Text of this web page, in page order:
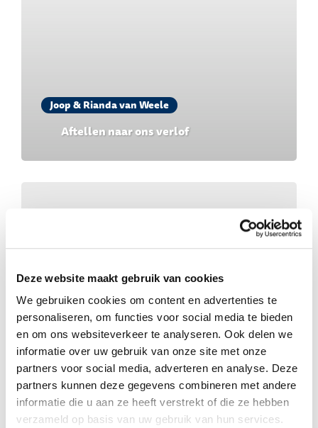
Deze website maakt gebruik van cookies
We gebruiken cookies om content en advertenties te
personaliseren, om functies voor social media te bieden
en om ons websiteverkeer te analyseren. Ook delen we
informatie over uw gebruik van onze site met onze
partners voor social media, adverteren en analyse. Deze
partners kunnen deze gegevens combineren met andere
informatie die u aan ze heeft verstrekt of die ze hebben
verzameld op basis van uw gebruik van hun services.
Joop & Rianda van Weele
Aftellen naar ons verlof
Joop & Rianda van Weele
Thuis / vliegen / nieuw gezin